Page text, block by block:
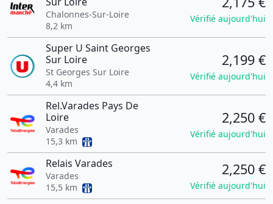
Chalonnes-Sur-Loire
8,2 km
Vérifié aujourd'hui
Super U Saint Georges
Sur Loire
St Georges Sur Loire
4,4 km
2,199 €
Vérifié aujourd'hui
Rel.Varades Pays De
Loire
Varades
15,3 km
2,250 €
Vérifié aujourd'hui
Relais Varades
Varades
15,5 km
2,250 €
Vérifié aujourd'hui